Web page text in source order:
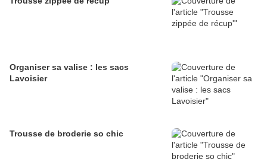
Organiser sa valise : les sacs
Lavoisier
Trousse de broderie so chic